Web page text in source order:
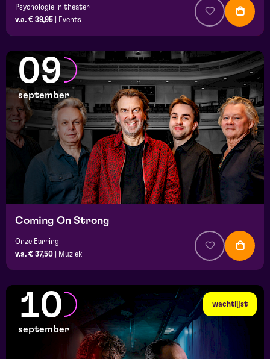
Psychologie in theater
v.a. € 39,95
Events
09
september
Coming On Strong
Onze Earring
v.a. € 37,50
Muziek
wachtlijst
10
september